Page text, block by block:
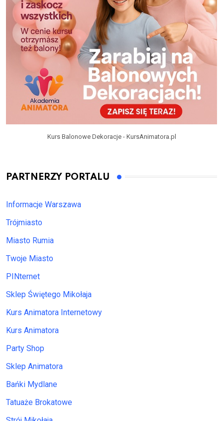
Kurs Balonowe Dekoracje - KursAnimatora.pl
PARTNERZY PORTALU
Informacje Warszawa
Trójmiasto
Miasto Rumia
Twoje Miasto
PINternet
Sklep Świętego Mikołaja
Kurs Animatora Internetowy
Kurs Animatora
Party Shop
Sklep Animatora
Bańki Mydlane
Tatuaże Brokatowe